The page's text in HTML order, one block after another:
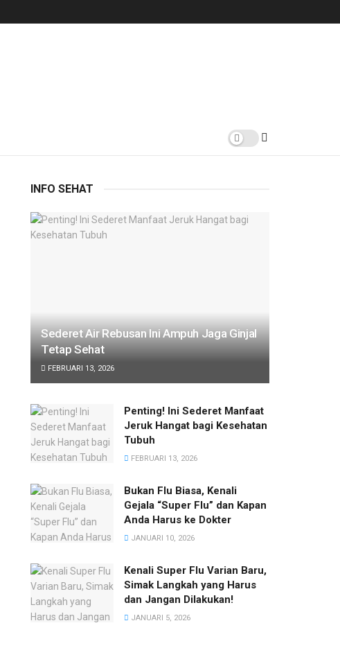
INFO SEHAT
Sederet Air Rebusan Ini Ampuh Jaga Ginjal
Tetap Sehat
FEBRUARI 13, 2026
Penting! Ini Sederet Manfaat
Jeruk Hangat bagi Kesehatan
Tubuh
FEBRUARI 13, 2026
Bukan Flu Biasa, Kenali
Gejala “Super Flu” dan Kapan
Anda Harus ke Dokter
JANUARI 10, 2026
Kenali Super Flu Varian Baru,
Simak Langkah yang Harus
dan Jangan Dilakukan!
JANUARI 5, 2026